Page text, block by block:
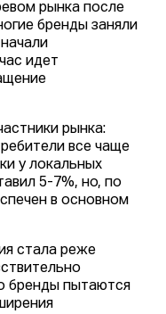
рынка после
бренды заняли
идет
рынка:
все чаще
у локальных
5-7%, но, по
в основном
стала реже
бренды пытаются